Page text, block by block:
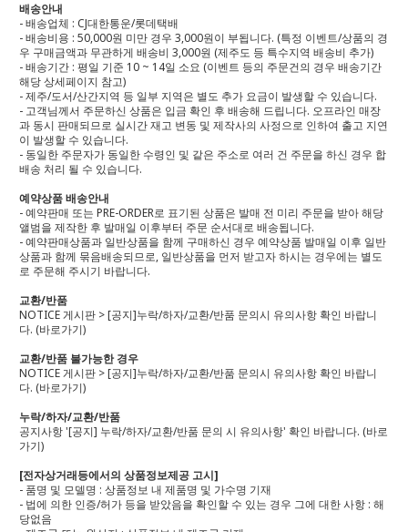
배송안내
- 배송업체 : CJ대한통운/롯데택배
- 배송비용 : 50,000원 미만 경우 3,000원이 부됩니다. (특정 이벤트/상품의 경
우 구매금액과 무관하게 배송비 3,000원 (제주도 등 특수지역 배송비 추가)
- 배송기간 : 평일 기준 10 ~ 14일 소요 (이벤트 등의 주문건의 경우 배송기간
해당 상세페이지 참고)
- 제주/도서/산간지역 등 일부 지역은 별도 추가 요금이 발생할 수 있습니다.
- 고객님께서 주문하신 상품은 입금 확인 후 배송해 드립니다. 오프라인 매장
과 동시 판매되므로 실시간 재고 변동 및 제작사의 사정으로 인하여 출고 지연
이 발생할 수 있습니다.
- 동일한 주문자가 동일한 수령인 및 같은 주소로 여러 건 주문을 하신 경우 합
배송 처리 될 수 있습니다.
예약상품 배송안내
- 예약판매 또는 PRE-ORDER로 표기된 상품은 발매 전 미리 주문을 받아 해당
앨범을 제작한 후 발매일 이후부터 주문 순서대로 배송됩니다.
- 예약판매상품과 일반상품을 함께 구매하신 경우 예약상품 발매일 이후 일반
상품과 함께 묶음배송되므로, 일반상품을 먼저 받고자 하시는 경우에는 별도
로 주문해 주시기 바랍니다.
교환/반품
NOTICE 게시판 > [공지]누락/하자/교환/반품 문의시 유의사항 확인 바랍니
다. (바로가기)
교환/반품 불가능한 경우
NOTICE 게시판 > [공지]누락/하자/교환/반품 문의시 유의사항 확인 바랍니
다. (바로가기)
누락/하자/교환/반품
공지사항 '[공지] 누락/하자/교환/반품 문의 시 유의사항' 확인 바랍니다. (바로
가기)
[전자상거래등에서의 상품정보제공 고시]
- 품명 및 모델명 : 상품정보 내 제품명 및 가수명 기재
- 법에 의한 인증/허가 등을 받았음을 확인할 수 있는 경우 그에 대한 사항 : 해
당없음